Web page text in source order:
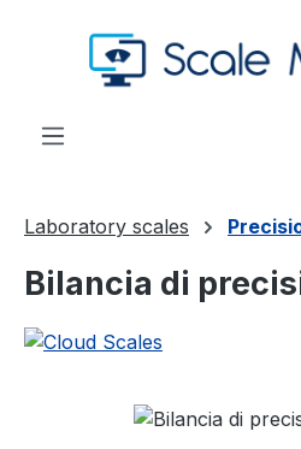
Passa al contenuto principale
Laboratory scales
Bilancia di
Salta la galleria di immagini